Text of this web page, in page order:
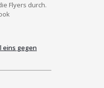
Flyers durch.
eins gegen